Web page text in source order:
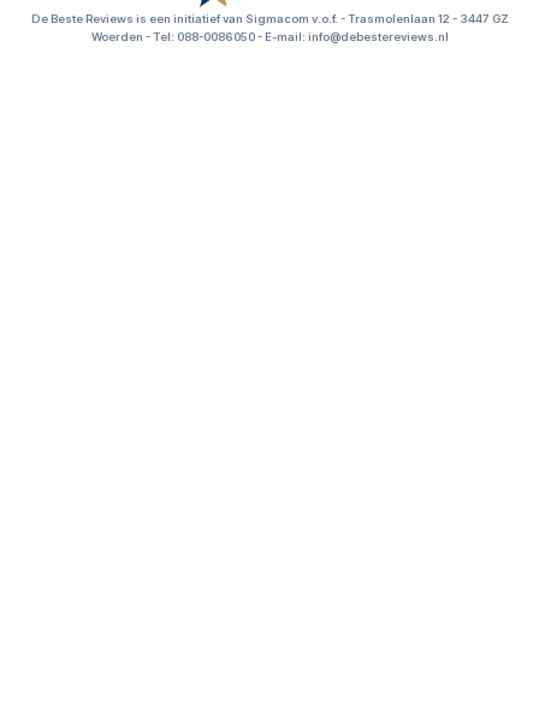
De Beste Reviews is een initiatief van Sigmacom v.o.f. - Trasmolenlaan 12 - 3447 GZ
Woerden - Tel: 088-0086050 - E-mail: info@debestereviews.nl